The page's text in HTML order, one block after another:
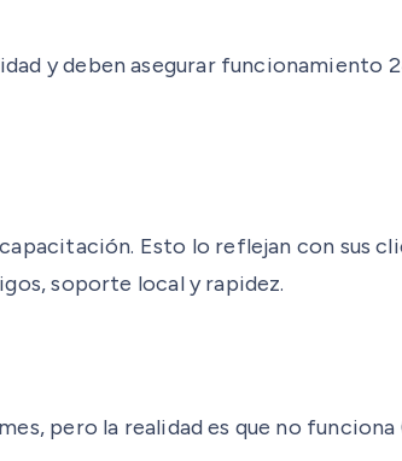
y deben asegurar funcionamiento
Esto lo reflejan con sus
soporte local y rapidez.
pero la realidad es que no funciona